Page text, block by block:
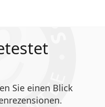
Sie einen Blick